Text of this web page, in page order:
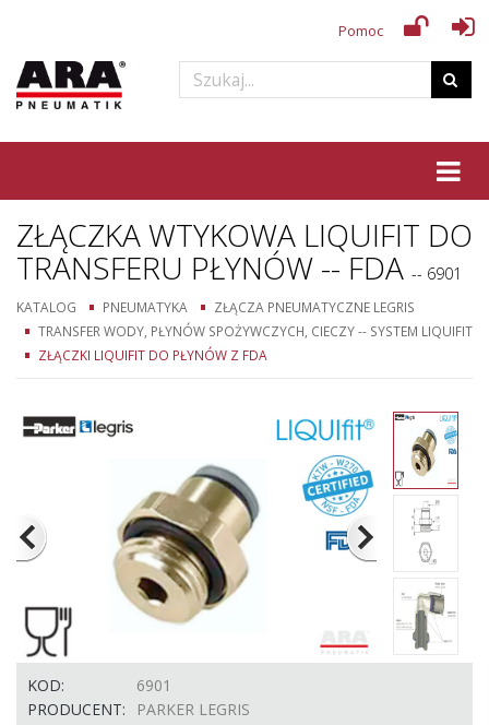
Pomoc
ZŁĄCZKA WTYKOWA LIQUIFIT DO
TRANSFERU PŁYNÓW -- FDA -- 6901
KATALOG PNEUMATYKA
ZŁĄCZA PNEUMATYCZNE LEGRIS
TRANSFER WODY, PŁYNÓW SPOŻYWCZYCH, CIECZY -- SYSTEM LIQUIFIT
ZŁĄCZKI LIQUIFIT DO PŁYNÓW Z FDA
KOD:
6901
PRODUCENT:
PARKER LEGRIS